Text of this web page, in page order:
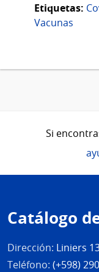
Etiquetas:
Vacunas
Si
de
página
Catálogo
Dirección: Liniers
Teléfono: (+598)